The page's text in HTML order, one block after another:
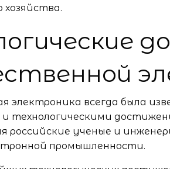
хозяйства.
электроника всегда была
технологическими
российские ученые и
промышленности.